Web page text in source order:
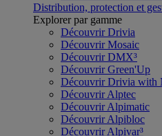
Distribution, protection et
Explorer par gamme
Découvrir Drivia
Découvrir Mosaic
Découvrir DMX³
Découvrir Green'Up
Découvrir Drivia with
Découvrir Alptec
Découvrir Alpimatic
Découvrir Alpibloc
Découvrir Alpivar³